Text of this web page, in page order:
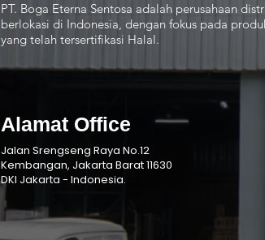
PT. Boga Eterna Sentosa adalah perusahaan
berlokasi di Indonesia, dengan fokus pada
yang telah tersertifikasi Halal.
Alamat Office
Jalan Srengseng Raya No.12
Kembangan, Jakarta Barat 11630
DKI Jakarta - Indonesia.